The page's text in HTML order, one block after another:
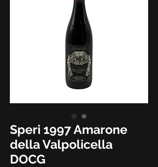
Speri 1997 Amarone
della Valpolicella
DOCG